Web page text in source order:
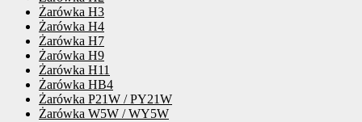
Żarówka H3
Żarówka H4
Żarówka H7
Żarówka H9
Żarówka H11
Żarówka HB4
Żarówka P21W / PY21W
Żarówka W5W / WY5W